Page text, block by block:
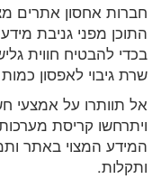
חברות אחסון אתרים
התוכן מפני גניבת
בכדי להבטיח חווית
שרת גיבוי לאפסון
אל תוותרו על אמצעי
ויתרחשו קריסת
המידע המצוי באתר
ותקלות.